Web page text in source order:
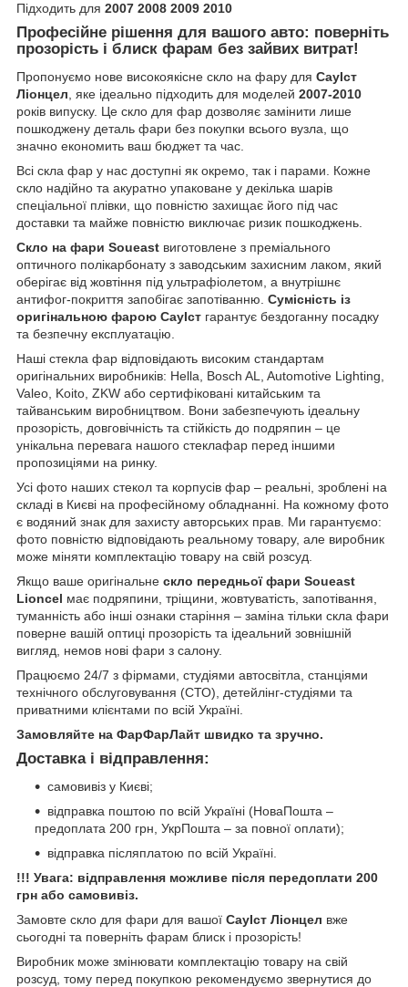
Підходить для 2007 2008 2009 2010
Професійне рішення для вашого авто: поверніть
прозорість і блиск фарам без зайвих витрат!
Пропонуємо нове високоякісне скло на фару для СауІст
Ліонцел, яке ідеально підходить для моделей 2007-2010
років випуску. Це скло для фар дозволяє замінити лише
пошкоджену деталь фари без покупки всього вузла, що
значно економить ваш бюджет та час.
Всі скла фар у нас доступні як окремо, так і парами. Кожне
скло надійно та акуратно упаковане у декілька шарів
спеціальної плівки, що повністю захищає його під час
доставки та майже повністю виключає ризик пошкоджень.
Скло на фари Soueast виготовлене з преміального
оптичного полікарбонату з заводським захисним лаком, який
оберігає від жовтіння під ультрафіолетом, а внутрішнє
антифог-покриття запобігає запотіванню. Сумісність із
оригінальною фарою СауІст гарантує бездоганну посадку
та безпечну експлуатацію.
Наші стекла фар відповідають високим стандартам
оригінальних виробників: Hella, Bosch AL, Automotive Lighting,
Valeo, Koito, ZKW або сертифіковані китайським та
тайванським виробництвом. Вони забезпечують ідеальну
прозорість, довговічність та стійкість до подряпин – це
унікальна перевага нашого стеклафар перед іншими
пропозиціями на ринку.
Усі фото наших стекол та корпусів фар – реальні, зроблені на
складі в Києві на професійному обладнанні. На кожному фото
є водяний знак для захисту авторських прав. Ми гарантуємо:
фото повністю відповідають реальному товару, але виробник
може міняти комплектацію товару на свій розсуд.
Якщо ваше оригінальне скло передньої фари Soueast
Lioncel має подряпини, тріщини, жовтуватість, запотівання,
туманність або інші ознаки старіння – заміна тільки скла фари
поверне вашій оптиці прозорість та ідеальний зовнішній
вигляд, немов нові фари з салону.
Працюємо 24/7 з фірмами, студіями автосвітла, станціями
технічного обслуговування (СТО), детейлінг-студіями та
приватними клієнтами по всій Україні.
Замовляйте на ФарФарЛайт швидко та зручно.
Доставка і відправлення:
самовивіз у Києві;
відправка поштою по всій Україні (НоваПошта –
предоплата 200 грн, УкрПошта – за повної оплати);
відправка післяплатою по всій Україні.
!!! Увага: відправлення можливе після передоплати 200
грн або самовивіз.
Замовте скло для фари для вашої СауІст Ліонцел вже
сьогодні та поверніть фарам блиск і прозорість!
Виробник може змінювати комплектацію товару на свій
розсуд, тому перед покупкою рекомендуємо звернутися до